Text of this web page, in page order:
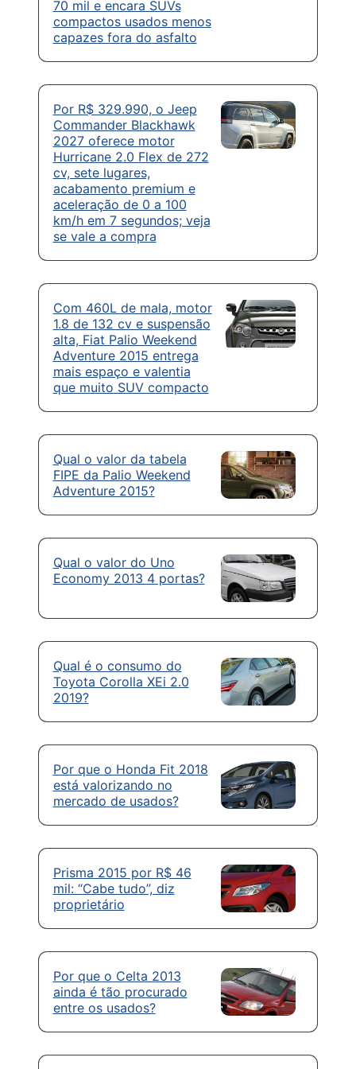
70 mil e encara SUVs
compactos usados menos
capazes fora do asfalto
Por R$ 329.990, o Jeep
Commander Blackhawk
2027 oferece motor
Hurricane 2.0 Flex de 272
cv, sete lugares,
acabamento premium e
aceleração de 0 a 100
km/h em 7 segundos; veja
se vale a compra
Com 460L de mala, motor
1.8 de 132 cv e suspensão
alta, Fiat Palio Weekend
Adventure 2015 entrega
mais espaço e valentia
que muito SUV compacto
Qual o valor da tabela
FIPE da Palio Weekend
Adventure 2015?
Qual o valor do Uno
Economy 2013 4 portas?
Qual é o consumo do
Toyota Corolla XEi 2.0
2019?
Por que o Honda Fit 2018
está valorizando no
mercado de usados?
Prisma 2015 por R$ 46
mil: “Cabe tudo”, diz
proprietário
Por que o Celta 2013
ainda é tão procurado
entre os usados?